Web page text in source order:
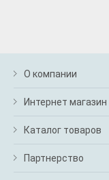
О компании
Интернет магазин
Каталог товаров
Партнерство